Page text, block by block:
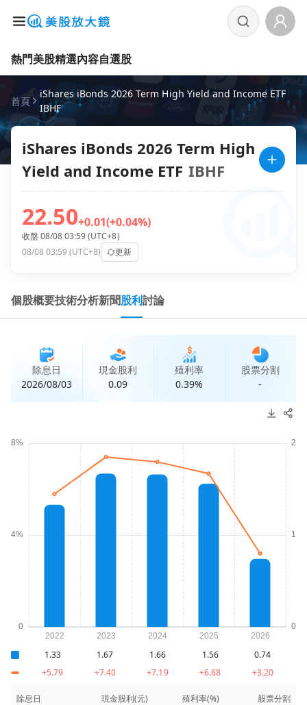
熱門美股精選內容自選股
首頁
iShares iBonds 2026 Term High Yield and Income ETF
IBHF
iShares iBonds 2026 Term High
Yield and Income ETF IBHF
22.50+0.01(+0.04%)
收盤 08/08 03:59 (UTC+8)
08/08 03:59 (UTC+8)
更新
個股概要技術分析新聞股利討論
除息日
2026/08/03
現金股利
0.09
殖利率
0.39%
股票分割
-
1.33 1.67 1.66 1.56
0.74
+5.79
+7.40 +7.19 +6.68 +3.20
除息日 現金股利(元) 殖利率(%) 股票分割